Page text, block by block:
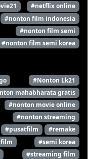
#netflix online
#nonton film indonesia
#nonton film semi
#nonton film semi korea
#Nonton Lk21
mahabharata gratis
#nonton movie online
#nonton streaming
#pusatfilm
#remake
#semi korea
#streaming film